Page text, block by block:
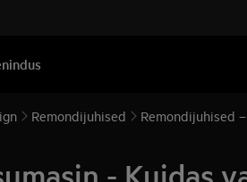
Remondijuhised Remondijuhised